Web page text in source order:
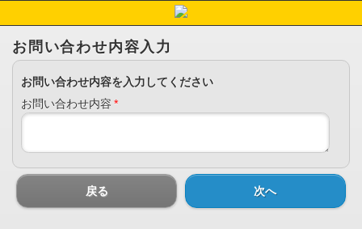
お問い合わせ内容入力
お問い合わせ内容を入力してください
お問い合わせ内容 *
戻る 次へ